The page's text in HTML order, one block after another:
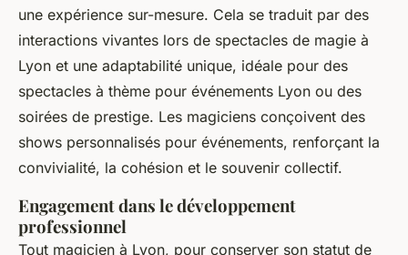
une expérience sur-mesure. Cela se traduit par des
interactions vivantes lors de spectacles de magie à
Lyon et une adaptabilité unique, idéale pour des
spectacles à thème pour événements Lyon ou des
soirées de prestige. Les magiciens conçoivent des
shows personnalisés pour événements, renforçant la
convivialité, la cohésion et le souvenir collectif.
Engagement dans le développement
professionnel
Tout magicien à Lyon, pour conserver son statut de